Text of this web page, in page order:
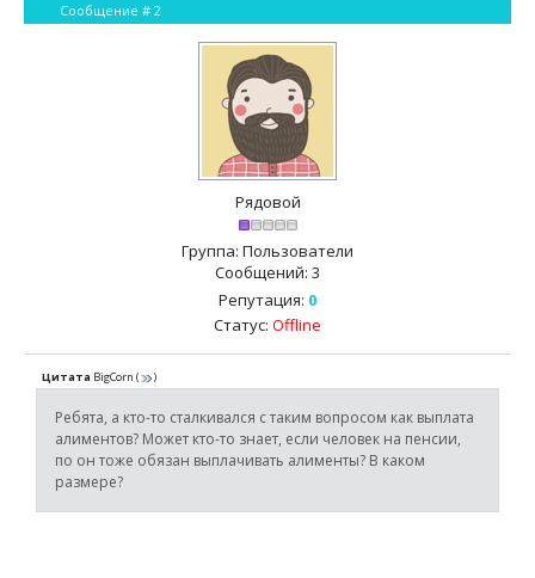
Сообщение # 2
Рядовой
Группа: Пользователи
Сообщений: 3
Репутация: 0
Статус: Offline
Цитата BigCorn ( )
Ребята, а кто-то сталкивался с таким вопросом как выплата
алиментов? Может кто-то знает, если человек на пенсии,
по он тоже обязан выплачивать алименты? В каком
размере?